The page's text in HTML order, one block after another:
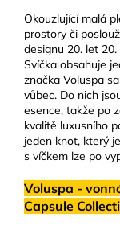
Okouzlující malá
prostory či
designu 20. let
Svíčka obsahuje
značka Voluspa
vůbec. Do nich
esence, takže po
kvalitě luxusního
jeden knot, který
s víčkem lze po
Voluspa -
Capsule